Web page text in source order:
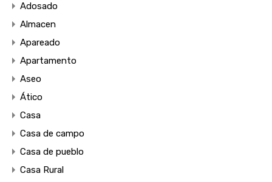
Adosado
Almacen
Apareado
Apartamento
Aseo
Ático
Casa
Casa de campo
Casa de pueblo
Casa Rural